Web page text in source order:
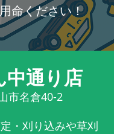
命ください！
中通り店
市名倉40-2
・刈り込みや草刈